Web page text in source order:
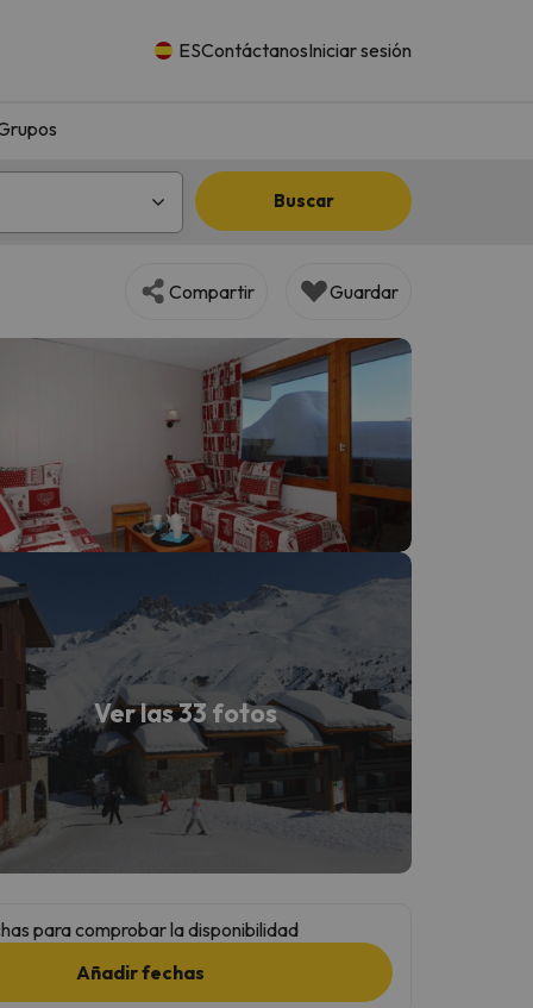
ESContáctanosIniciar sesión
Buscar
Compartir Guardar
Ver las 33 fotos
para comprobar la disponibilidad
Añadir fechas